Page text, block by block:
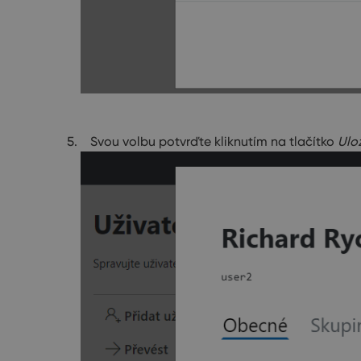
Svou volbu potvrďte kliknutím na tlačítko